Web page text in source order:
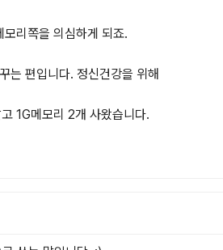
리쪽을 의심하게 되죠.
는 편입니다. 정신건강을 위해
1G메모리 2개 사왔습니다.